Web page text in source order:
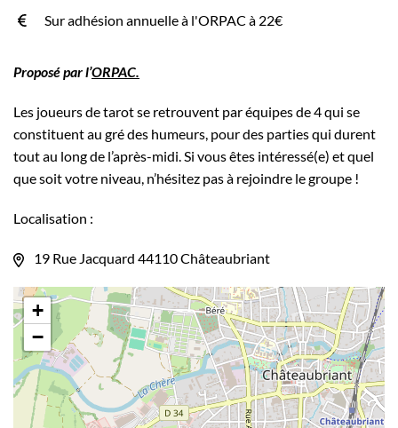
Sur adhésion annuelle à l'ORPAC à 22€
Proposé par l’ORPAC.
Les joueurs de tarot se retrouvent par équipes de 4 qui se
constituent au gré des humeurs, pour des parties qui durent
tout au long de l’après-midi. Si vous êtes intéressé(e) et quel
que soit votre niveau, n’hésitez pas à rejoindre le groupe !
Localisation :
19 Rue Jacquard 44110 Châteaubriant
+
−